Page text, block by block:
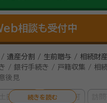
やオンライン、ご自宅への出張面
政書士、相続診断士
司法書士会・神奈川県行政書士会
相談も受付中
/ 遺産分割 / 生前贈与 / 相続財
/ 銀行手続き / 戸籍収集 / 相
後見
土日相談可 電話相談可 訪